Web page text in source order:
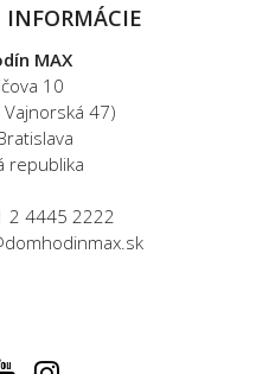
MAX
10
47)
republika
2 4445 2222